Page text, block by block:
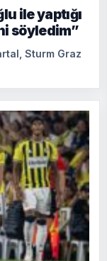
ile yaptığı
söyledim”
Sturm Graz